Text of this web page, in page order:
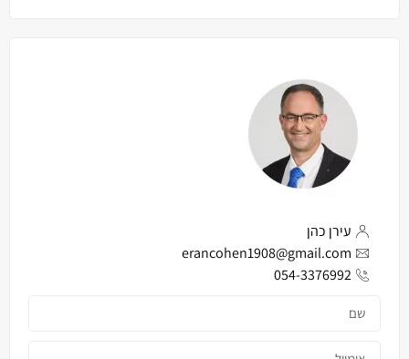
עירן כהן
erancohen1908@gmail.com
054-3376992